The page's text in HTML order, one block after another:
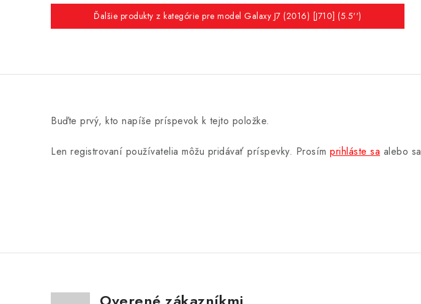
Ďalšie produkty z kategórie pre model Galaxy J7 (2016) [J710] (5.5'')
Buďte prvý, kto napíše príspevok k tejto položke.
Len registrovaní používatelia môžu pridávať príspevky. Prosím prihláste sa alebo sa